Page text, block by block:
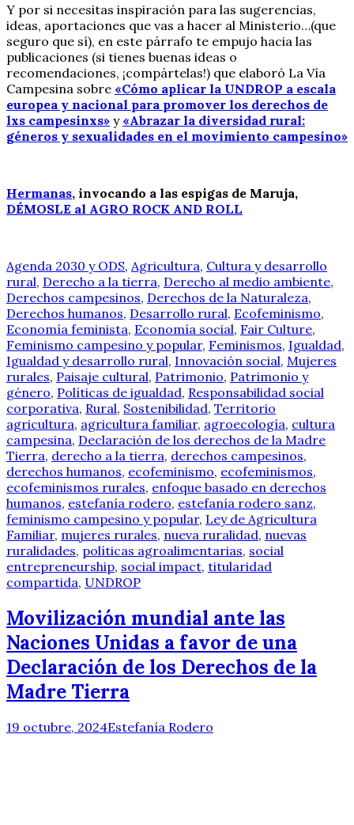
Y por si necesitas inspiración para las sugerencias,
ideas, aportaciones que vas a hacer al Ministerio…(que
seguro que sí), en este párrafo te empujo hacia las
publicaciones (si tienes buenas ideas o
recomendaciones, ¡compártelas!) que elaboró La Vía
Campesina sobre «Cómo aplicar la UNDROP a escala
europea y nacional para promover los derechos de
lxs campesinxs» y «Abrazar la diversidad rural:
géneros y sexualidades en el movimiento campesino»
Hermanas, invocando a las espigas de Maruja,
DÉMOSLE al AGRO ROCK AND ROLL
Agenda 2030 y ODS, Agricultura, Cultura y desarrollo
rural, Derecho a la tierra, Derecho al medio ambiente,
Derechos campesinos, Derechos de la Naturaleza,
Derechos humanos, Desarrollo rural, Ecofeminismo,
Economía feminista, Economía social, Fair Culture,
Feminismo campesino y popular, Feminismos, Igualdad,
Igualdad y desarrollo rural, Innovación social, Mujeres
rurales, Paisaje cultural, Patrimonio, Patrimonio y
género, Políticas de igualdad, Responsabilidad social
corporativa, Rural, Sostenibilidad, Territorio
agricultura, agricultura familiar, agroecología, cultura
campesina, Declaración de los derechos de la Madre
Tierra, derecho a la tierra, derechos campesinos,
derechos humanos, ecofeminismo, ecofeminismos,
ecofeminismos rurales, enfoque basado en derechos
humanos, estefanía rodero, estefanía rodero sanz,
feminismo campesino y popular, Ley de Agricultura
Familiar, mujeres rurales, nueva ruralidad, nuevas
ruralidades, políticas agroalimentarias, social
entrepreneurship, social impact, titularidad
compartida, UNDROP
Movilización mundial ante las
Naciones Unidas a favor de una
Declaración de los Derechos de la
Madre Tierra
19 octubre, 2024Estefanía Rodero